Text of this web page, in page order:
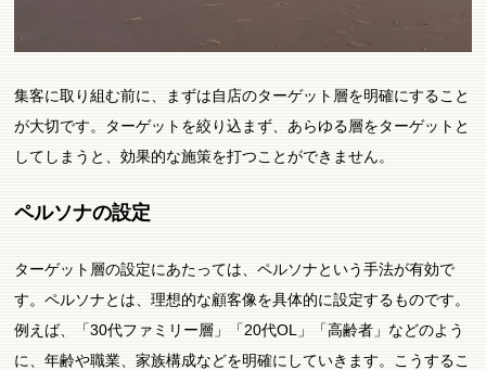
集客に取り組む前に、まずは自店のターゲット層を明確にすること
が大切です。ターゲットを絞り込まず、あらゆる層をターゲットと
してしまうと、効果的な施策を打つことができません。
ペルソナの設定
ターゲット層の設定にあたっては、ペルソナという手法が有効で
す。ペルソナとは、理想的な顧客像を具体的に設定するものです。
例えば、「30代ファミリー層」「20代OL」「高齢者」などのよう
に、年齢や職業、家族構成などを明確にしていきます。こうするこ